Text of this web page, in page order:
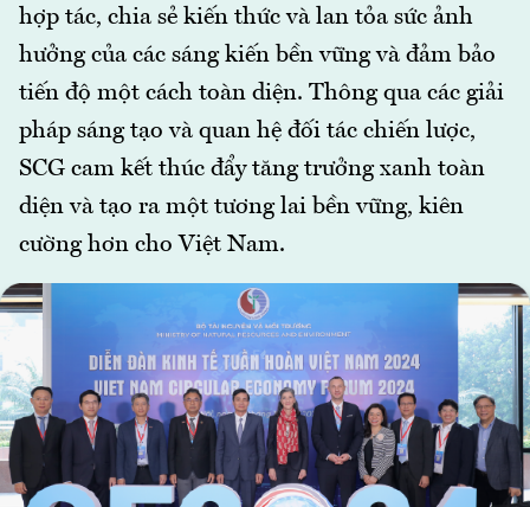
hợp tác, chia sẻ kiến thức và lan tỏa sức ảnh
hưởng của các sáng kiến bền vững và đảm bảo
tiến độ một cách toàn diện. Thông qua các giải
pháp sáng tạo và quan hệ đối tác chiến lược,
SCG cam kết thúc đẩy tăng trưởng xanh toàn
diện và tạo ra một tương lai bền vững, kiên
cường hơn cho Việt Nam.